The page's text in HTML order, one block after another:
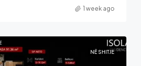
1 week ago
NË SHITJE